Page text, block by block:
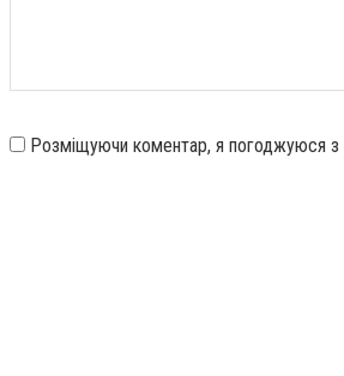
Розміщуючи коментар, я погоджуюся з